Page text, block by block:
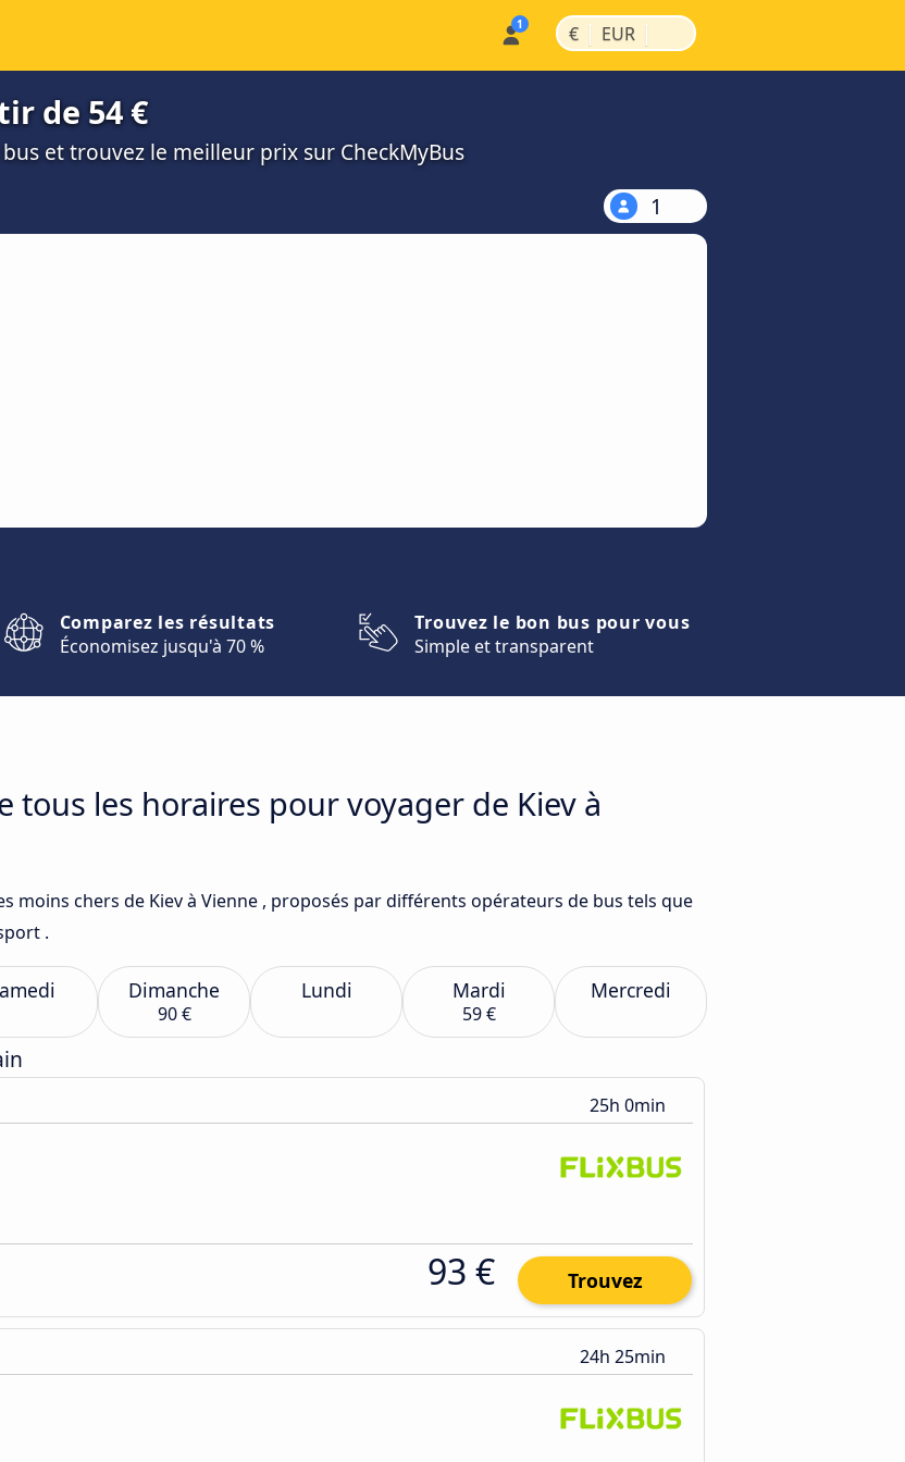
€ | EUR |
de 54 €
et trouvez le meilleur prix sur CheckMyBus
1
Comparez les résultats
Économisez jusqu'à 70 %
Trouvez le bon bus pour vous
Simple et transparent
tous les horaires pour voyager de Kiev à
moins chers de Kiev à Vienne , proposés par différents opérateurs de bus tels que
.
Dimanche
90 €
Lundi Mardi
59 €
Mercredi
25h 0min
93 € Trouvez
24h 25min